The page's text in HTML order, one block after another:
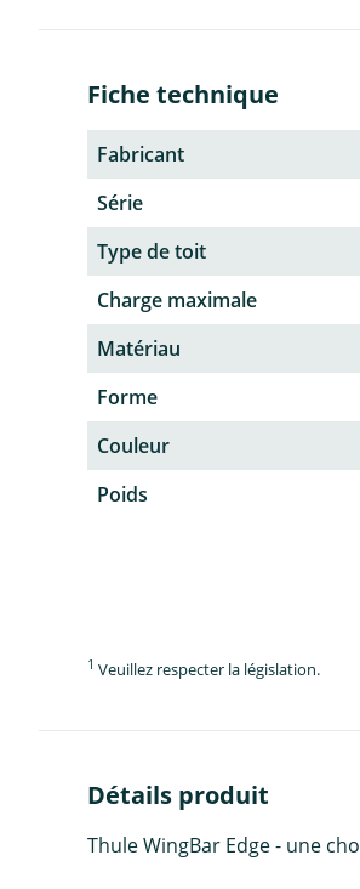
Fiche technique
Fabricant
Série
Type de toit
Charge maximale
Matériau
Forme
Couleur
Poids
1 Veuillez respecter la législation.
Détails produit
Thule WingBar Edge - une